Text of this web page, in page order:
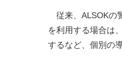
従来、ALSOKの
を利用する場合は
するなど、個別の